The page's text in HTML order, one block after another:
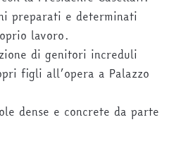
preparati e determinati
lavoro.
di genitori increduli
figli all’opera a Palazzo
dense e concrete da parte